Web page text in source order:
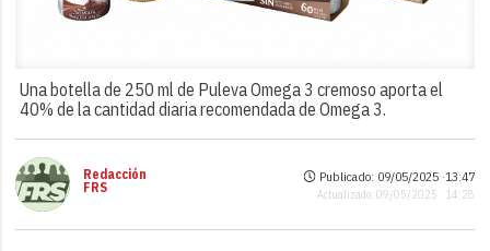
Una botella de 250 ml de Puleva Omega 3 cremoso aporta el
40% de la cantidad diaria recomendada de Omega 3.
Redacción
FRS
Publicado: 09/05/2025 ·13:47
Actualizado: 09/05/2025 · 14:28